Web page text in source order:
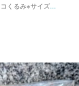
くるみ※サイズ...